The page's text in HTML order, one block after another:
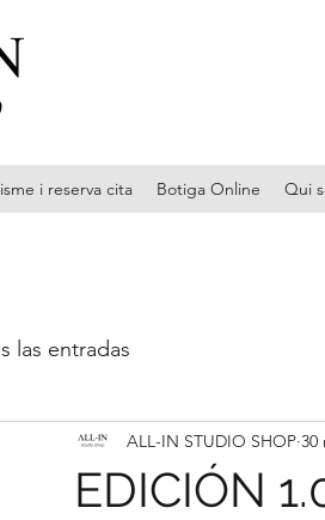
i reserva cita Botiga Online Qui
las entradas
EDICIÓN
ALL-IN STUDIO SHOP 30